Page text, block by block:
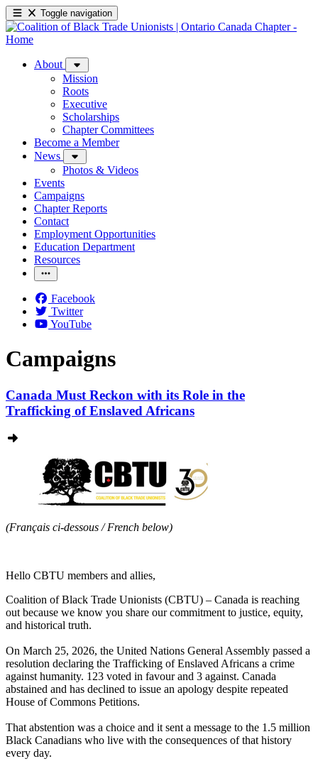
Toggle navigation
About
Mission
Roots
Executive
Scholarships
Chapter Committees
Become a Member
News
Photos & Videos
Events
Campaigns
Chapter Reports
Contact
Employment Opportunities
Education Department
Resources
Facebook
Twitter
YouTube
Campaigns
Canada Must Reckon with its Role in the
Trafficking of Enslaved Africans
(Français ci-dessous / French below)
Hello CBTU members and allies,
Coalition of Black Trade Unionists (CBTU) – Canada is reaching
out because we know you share our commitment to justice, equity,
and historical truth.
On March 25, 2026, the United Nations General Assembly passed a
resolution declaring the Trafficking of Enslaved Africans a crime
against humanity. 123 voted in favour and 3 against. Canada
abstained and has declined to issue an apology despite repeated
House of Commons Petitions.
That abstention was a choice and it sent a message to the 1.5 million
Black Canadians who live with the consequences of that history
every day.